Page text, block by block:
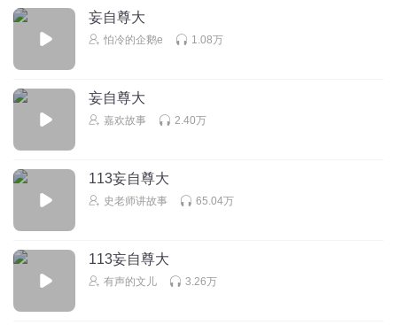
妄自尊大
怕冷的企鹅e 1.08万
妄自尊大
嘉欢故事 2.40万
113妄自尊大
史老师讲故事 65.04万
113妄自尊大
有声的文儿 3.26万